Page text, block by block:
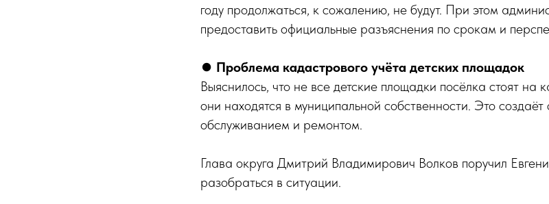
году продолжаться, к сожалению, не будут. При этом
предоставить официальные разъяснения по срокам и
⏺ Проблема кадастрового учёта детских площадок
Выяснилось, что не все детские площадки посёлка стоят на
они находятся в муниципальной собственности. Это создаёт
обслуживанием и ремонтом.
Глава округа Дмитрий Владимирович Волков поручил
разобраться в ситуации.